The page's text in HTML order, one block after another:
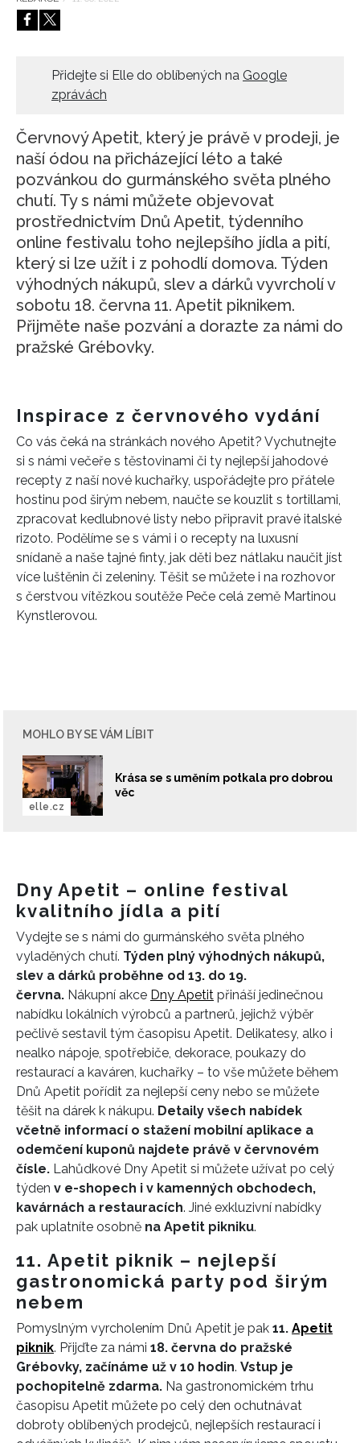
HOME
Přidejte si Elle do oblíbených na Google
zprávách
Červnový Apetit, který je právě v prodeji, je
naší ódou na přicházející léto a také
pozvánkou do gurmánského světa plného
chutí. Ty s námi můžete objevovat
prostřednictvím Dnů Apetit, týdenního
online festivalu toho nejlepšího jídla a pití,
který si lze užít i z pohodlí domova. Týden
výhodných nákupů, slev a dárků vyvrcholí v
sobotu 18. června 11. Apetit piknikem.
Přijměte naše pozvání a dorazte za námi do
pražské Grébovky.
Inspirace z červnového vydání
Co vás čeká na stránkách nového Apetit? Vychutnejte
si s námi večeře s těstovinami či ty nejlepší jahodové
recepty z naší nové kuchařky, uspořádejte pro přátele
hostinu pod širým nebem, naučte se kouzlit s tortillami,
zpracovat kedlubnové listy nebo připravit pravé italské
rizoto. Podělíme se s vámi i o recepty na luxusní
snídaně a naše tajné finty, jak děti bez nátlaku naučit jíst
více luštěnin či zeleniny. Těšit se můžete i na rozhovor
s čerstvou vítězkou soutěže Peče celá země Martinou
Kynstlerovou.
MOHLO BY SE VÁM LÍBIT
Krása se s uměním potkala pro dobrou
věc
elle.cz
Dny Apetit – online festival
kvalitního jídla a pití
Vydejte se s námi do gurmánského světa plného
vyladěných chutí. Týden plný výhodných nákupů,
slev a dárků proběhne od 13. do 19.
června. Nákupní akce Dny Apetit přináší jedinečnou
nabídku lokálních výrobců a partnerů, jejichž výběr
pečlivě sestavil tým časopisu Apetit. Delikatesy, alko i
nealko nápoje, spotřebiče, dekorace, poukazy do
restaurací a kaváren, kuchařky – to vše můžete během
Dnů Apetit pořídit za nejlepší ceny nebo se můžete
těšit na dárek k nákupu. Detaily všech nabídek
včetně informací o stažení mobilní aplikace a
odemčení kuponů najdete právě v červnovém
čísle. Lahůdkové Dny Apetit si můžete užívat po celý
týden v e-shopech i v kamenných obchodech,
kavárnách a restauracích. Jiné exkluzivní nabídky
pak uplatníte osobně na Apetit pikniku.
11. Apetit piknik – nejlepší
gastronomická party pod širým
nebem
Pomyslným vyrcholením Dnů Apetit je pak 11. Apetit
piknik. Přijďte za námi 18. června do pražské
Grébovky, začínáme už v 10 hodin. Vstup je
pochopitelně zdarma. Na gastronomickém trhu
časopisu Apetit můžete po celý den ochutnávat
dobroty oblíbených prodejců, nejlepších restaurací i